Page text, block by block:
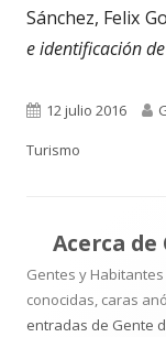
Sánchez, Felix
e identificación
Publicado
el
12 julio 2016
Turismo
Acerca de
Gentes y
conocidas, caras
entradas de Gente